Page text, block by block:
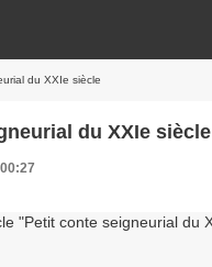
du XXIe siècle
du XXIe siècle